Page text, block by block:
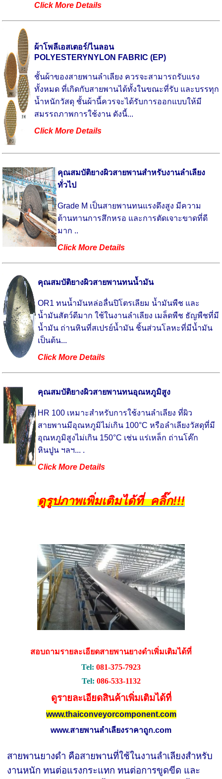
Click More Details
ผ้าโพลีเอสเตอร์/ไนลอน
POLYESTERYNYLON FABRIC (EP)
ชั้นผ้าของสายพานลำเลียง ควรจะสามารถรับแรง
ทั้งหมด ที่เกิดกับสายพานได้ทั้งในขณะที่รับ และบรรทุก
น้ำหนักวัสดุ ชั้นผ้านี้ควรจะได้รับการออกแบบให้มี
สมรรถภาพการใช้งาน ดังนี้...
Click More Details
คุณสมบัติยางผิวสายพานสำหรับงานลำเลียง
ทั่วไป
Grade M เป็นสายพานทนแรงดึงสูง มีความ
ต้านทานการสึกหรอ และการตัดเจาะขาดที่ดี
มาก ..
Click More Details
คุณสมบัติยางผิวสายพานทนน้ำมัน
OR1 ทนน้ำมันหล่อลื่นปิโตรเลียม น้ำมันพืช และ
น้ำมันสัตว์ดีมาก ใช้ในงานลำเลียง เมล็ดพืช ธัญพืชที่มี
น้ำมัน ถ่านหินที่สเปรย์น้ำมัน ชิ้นส่วนโลหะที่มีน้ำมัน
เป็นต้น...
Click More Details
คุณสมบัติยางผิวสายพานทนอุณหภูมิสูง
HR 100 เหมาะสำหรับการใช้งานลำเลียง ที่ผิว
สายพานมีอุณหภูมิไม่เกิน 100°C หรือลำเลียงวัสดุที่มี
อุณหภูมิสูงไม่เกิน 150°C เช่น แร่เหล็ก ถ่านโค๊ก
หินปูน ฯลฯ... .
Click More Details
ดูรูปภาพเพิ่มเติมได้ที่ คลิ๊ก!!!
สอบถามรายละเอียดสายพานยางดำเพิ่มเติมได้ที่
Tel: 081-375-7923
Tel: 086-533-1132
ดูรายละเอียดสินค้าเพิ่มเติมได้ที่
www.thaiconveyorcomponent.com
www.สายพานลำเลียงราคาถูก.com
สายพานยางดำ คือสายพานที่ใช้ในงานลำเลียงสำหรับ
งานหนัก ทนต่อแรงกระแทก ทนต่อการขูดขีด และ